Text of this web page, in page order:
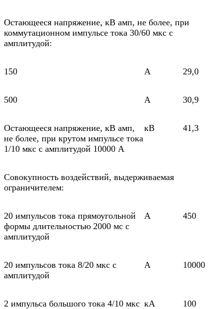
Остающееся напряжение, кВ амп, не более, при
коммутационном импульсе тока 30/60 мкс с
амплитудой:
150 A 29,0
500 A 30,9
Остающееся напряжение, кВ амп,
не более, при крутом импульсе тока
1/10 мкс с амплитудой 10000 А
кВ 41,3
Совокупность воздействий, выдерживаемая
ограничителем:
20 импульсов тока прямоугольной
формы длительностью 2000 мс с
амплитудой
А 450
20 импульсов тока 8/20 мкс с
амплитудой
А 10000
2 импульса большого тока 4/10 мкс кА 100